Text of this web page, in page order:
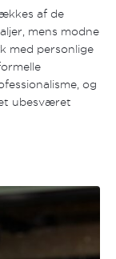
af de
mens modne
med personlige
og
ubesværet